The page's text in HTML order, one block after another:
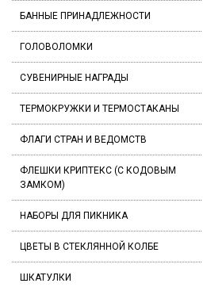
БАННЫЕ ПРИНАДЛЕЖНОСТИ
ГОЛОВОЛОМКИ
СУВЕНИРНЫЕ НАГРАДЫ
ТЕРМОКРУЖКИ И ТЕРМОСТАКАНЫ
ФЛАГИ СТРАН И ВЕДОМСТВ
ФЛЕШКИ КРИПТЕКС (С КОДОВЫМ
ЗАМКОМ)
НАБОРЫ ДЛЯ ПИКНИКА
ЦВЕТЫ В СТЕКЛЯННОЙ КОЛБЕ
ШКАТУЛКИ